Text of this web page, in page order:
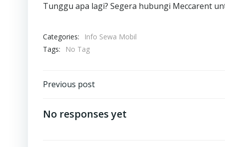
Tunggu apa lagi? Segera hubungi Meccarent
Categories:
Info Sewa Mobil
Tags:
No Tag
Post
navigation
Previous post
No responses yet